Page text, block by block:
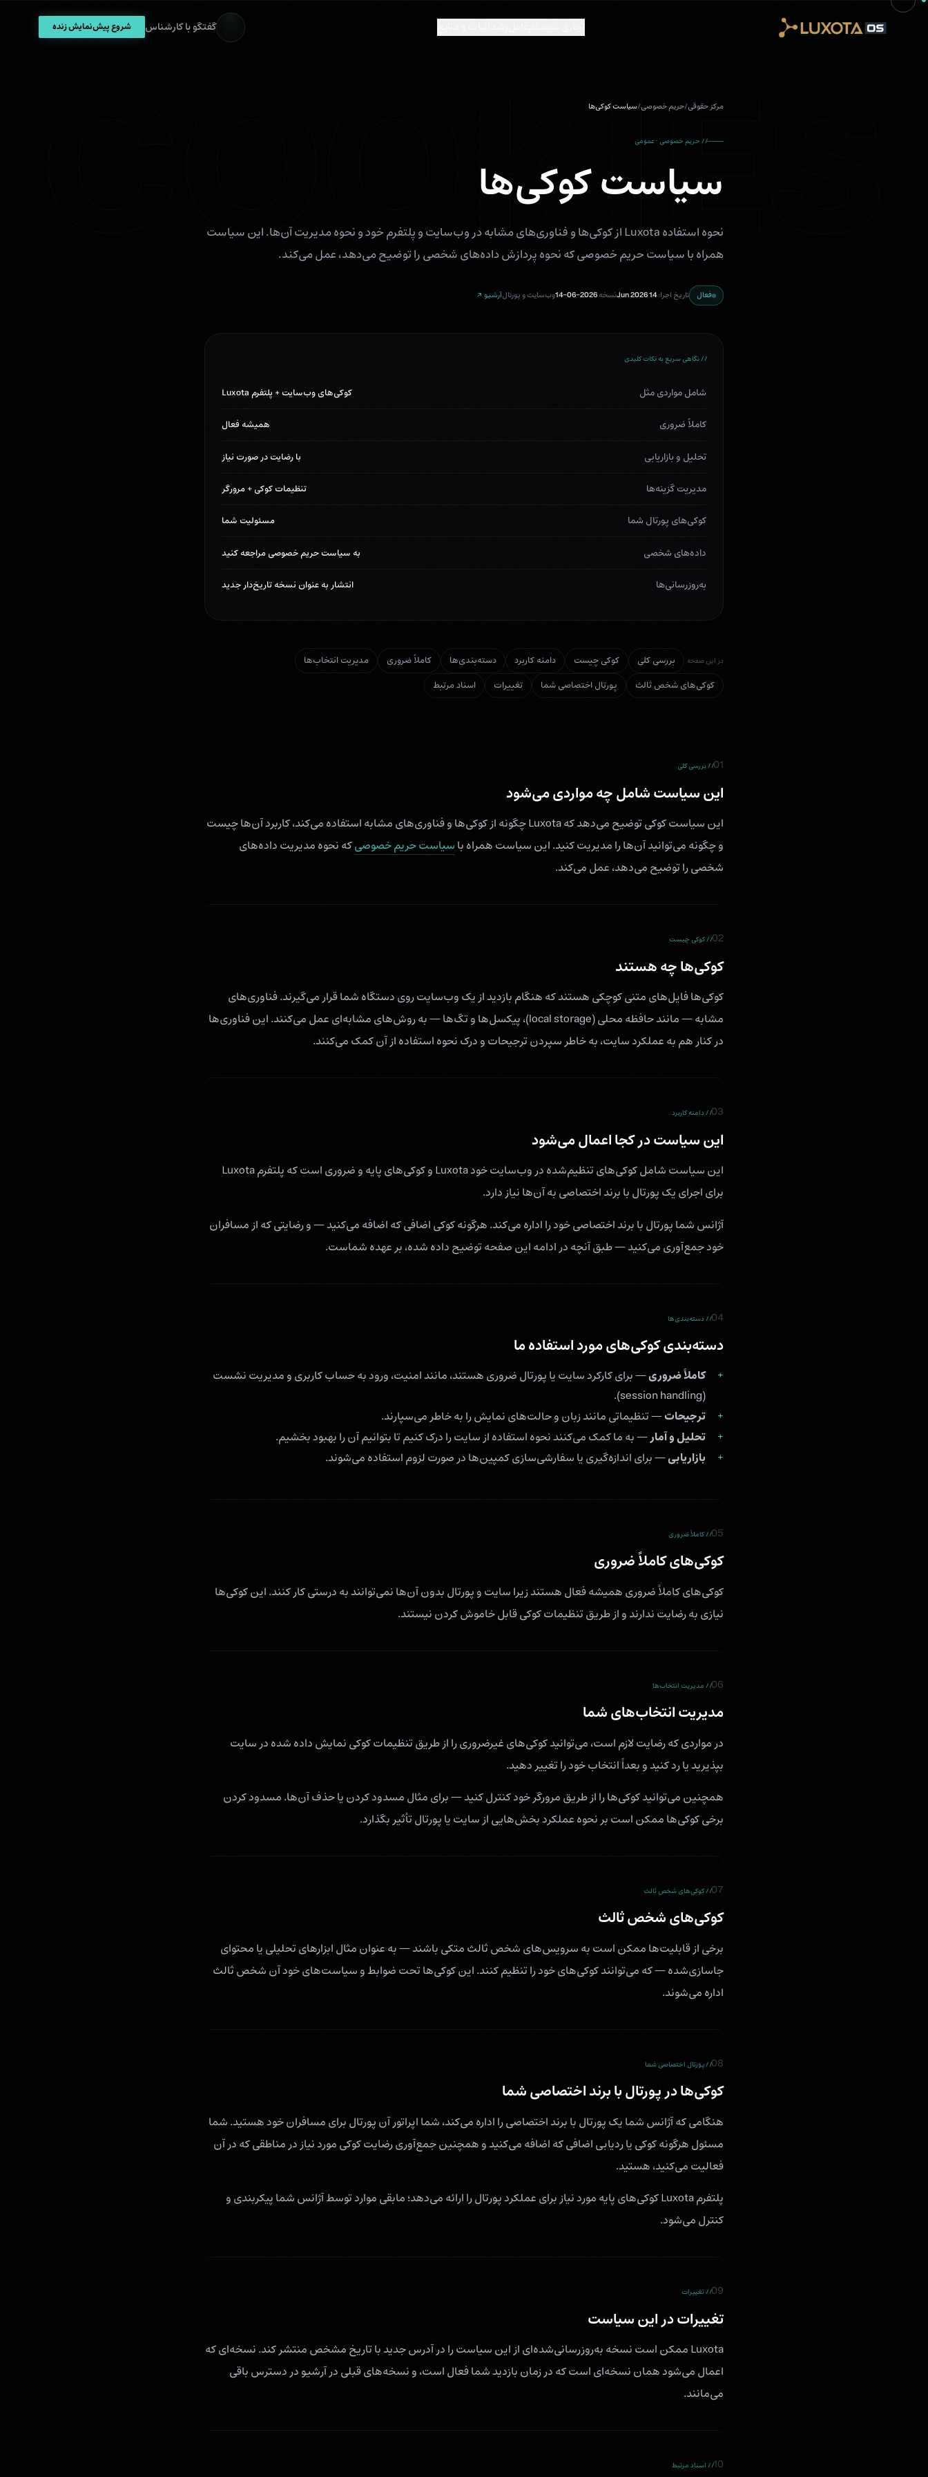
Skip to main content
گفتگو با کارشناس شروع پیش‌نمایش زنده COOKIES
مرکز حقوقی/حریم خصوصی/سیاست کوکی‌ها
// حریم خصوصی · عمومی
سیاست کوکی‌ها
نحوه استفاده Luxota از کوکی‌ها و فناوری‌های مشابه در وب‌سایت و پلتفرم خود و نحوه مدیریت آن‌ها. این سیاست
همراه با سیاست حریم خصوصی که نحوه پردازش داده‌های شخصی را توضیح می‌دهد، عمل می‌کند.
فعال تاریخ اجرا:14 Jun 2026 نسخه2026-06-14 وب‌سایت و پورتالآرشیو ↗
// نگاهی سریع به نکات کلیدی
شامل مواردی مثل کوکی‌های وب‌سایت + پلتفرم Luxota
کاملاً ضروری همیشه فعال
تحلیل و بازاریابی با رضایت در صورت نیاز
مدیریت گزینه‌ها تنظیمات کوکی + مرورگر
کوکی‌های پورتال شما مسئولیت شما
داده‌های شخصی به سیاست حریم خصوصی مراجعه کنید
به‌روزرسانی‌ها انتشار به عنوان نسخه تاریخ‌دار جدید
در این صفحه بررسی کلی کوکی چیست دامنه کاربرد دسته‌بندی‌ها کاملاً ضروری
مدیریت انتخاب‌ها
کوکی‌های شخص ثالث
پورتال اختصاصی شما تغییرات اسناد مرتبط
01// بررسی کلی
این سیاست شامل چه مواردی می‌شود
این سیاست کوکی توضیح می‌دهد که Luxota چگونه از کوکی‌ها و فناوری‌های مشابه استفاده می‌کند، کاربرد آن‌ها چیست
و چگونه می‌توانید آن‌ها را مدیریت کنید. این سیاست همراه با سیاست حریم خصوصیکه نحوه مدیریت داده‌های
شخصی را توضیح می‌دهد، عمل می‌کند.
02// کوکی چیست
کوکی‌ها چه هستند
کوکی‌ها فایل‌های متنی کوچکی هستند که هنگام بازدید از یک وب‌سایت روی دستگاه شما قرار می‌گیرند. فناوری‌های
مشابه — مانند حافظه محلی (local storage)، پیکسل‌ها و تگ‌ها — به روش‌های مشابه‌ای عمل می‌کنند. این فناوری‌ها
در کنار هم به عملکرد سایت، به خاطر سپردن ترجیحات و درک نحوه استفاده از آن کمک می‌کنند.
03// دامنه کاربرد
این سیاست در کجا اعمال می‌شود
این سیاست شامل کوکی‌های تنظیم‌شده در وب‌سایت خود Luxota و کوکی‌های پایه و ضروری است که پلتفرم Luxota
برای اجرای یک پورتال با برند اختصاصی به آن‌ها نیاز دارد.
آژانس شما پورتال با برند اختصاصی خود را اداره می‌کند. هرگونه کوکی اضافی که اضافه می‌کنید — و رضایتی که از مسافران
خود جمع‌آوری می‌کنید — طبق آنچه در ادامه این صفحه توضیح داده شده، بر عهده شماست.
04// دسته‌بندی‌ها
دسته‌بندی کوکی‌های مورد استفاده ما
کاملاً ضروری— برای کارکرد سایت یا پورتال ضروری هستند، مانند امنیت، ورود به حساب کاربری و مدیریت نشست
(session handling).
ترجیحات— تنظیماتی مانند زبان و حالت‌های نمایش را به خاطر می‌سپارند.
تحلیل و آمار— به ما کمک می‌کنند نحوه استفاده از سایت را درک کنیم تا بتوانیم آن را بهبود بخشیم.
بازاریابی— برای اندازه‌گیری یا سفارشی‌سازی کمپین‌ها در صورت لزوم استفاده می‌شوند.
05// کاملاً ضروری
کوکی‌های کاملاً ضروری
کوکی‌های کاملاً ضروری همیشه فعال هستند زیرا سایت و پورتال بدون آن‌ها نمی‌توانند به درستی کار کنند. این کوکی‌ها
نیازی به رضایت ندارند و از طریق تنظیمات کوکی قابل خاموش کردن نیستند.
06// مدیریت انتخاب‌ها
مدیریت انتخاب‌های شما
در مواردی که رضایت لازم است، می‌توانید کوکی‌های غیرضروری را از طریق تنظیمات کوکی نمایش داده شده در سایت
بپذیرید یا رد کنید و بعداً انتخاب خود را تغییر دهید.
همچنین می‌توانید کوکی‌ها را از طریق مرورگر خود کنترل کنید — برای مثال مسدود کردن یا حذف آن‌ها. مسدود کردن
برخی کوکی‌ها ممکن است بر نحوه عملکرد بخش‌هایی از سایت یا پورتال تأثیر بگذارد.
07// کوکی‌های شخص ثالث
کوکی‌های شخص ثالث
برخی از قابلیت‌ها ممکن است به سرویس‌های شخص ثالث متکی باشند — به عنوان مثال ابزارهای تحلیلی یا محتوای
جاسازی‌شده — که می‌توانند کوکی‌های خود را تنظیم کنند. این کوکی‌ها تحت ضوابط و سیاست‌های خود آن شخص ثالث
اداره می‌شوند.
08// پورتال اختصاصی شما
کوکی‌ها در پورتال با برند اختصاصی شما
هنگامی که آژانس شما یک پورتال با برند اختصاصی را اداره می‌کند، شما اپراتور آن پورتال برای مسافران خود هستید. شما
مسئول هرگونه کوکی یا ردیابی اضافی که اضافه می‌کنید و همچنین جمع‌آوری رضایت کوکی مورد نیاز در مناطقی که در آن
فعالیت می‌کنید، هستید.
پلتفرم Luxota کوکی‌های پایه مورد نیاز برای عملکرد پورتال را ارائه می‌دهد؛ مابقی موارد توسط آژانس شما پیکربندی و
کنترل می‌شود.
09// تغییرات
تغییرات در این سیاست
Luxota ممکن است نسخه به‌روزرسانی‌شده‌ای از این سیاست را در آدرس جدید با تاریخ مشخص منتشر کند. نسخه‌ای که
اعمال می‌شود همان نسخه‌ای است که در زمان بازدید شما فعال است، و نسخه‌های قبلی در آرشیو در دسترس باقی
می‌مانند.
10// اسناد مرتبط